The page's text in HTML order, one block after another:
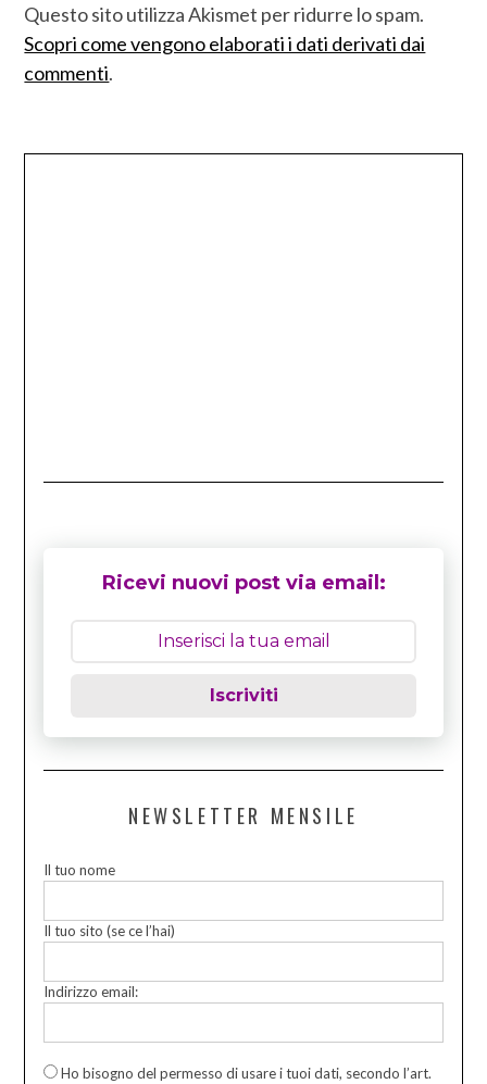
Questo sito utilizza Akismet per ridurre lo spam.
Scopri come vengono elaborati i dati derivati dai
commenti.
Ricevi nuovi post via email:
Iscriviti
NEWSLETTER MENSILE
Il tuo nome
Il tuo sito (se ce l’hai)
Indirizzo email:
Ho bisogno del permesso di usare i tuoi dati, secondo l’art.